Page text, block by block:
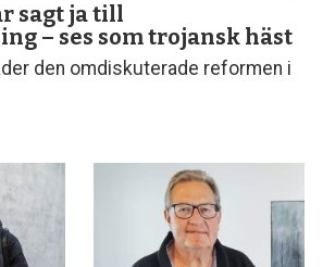
sagt ja till
– ses som trojansk häst
den omdiskuterade reformen i